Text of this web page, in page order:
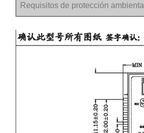
Requisitos de protección ambiental